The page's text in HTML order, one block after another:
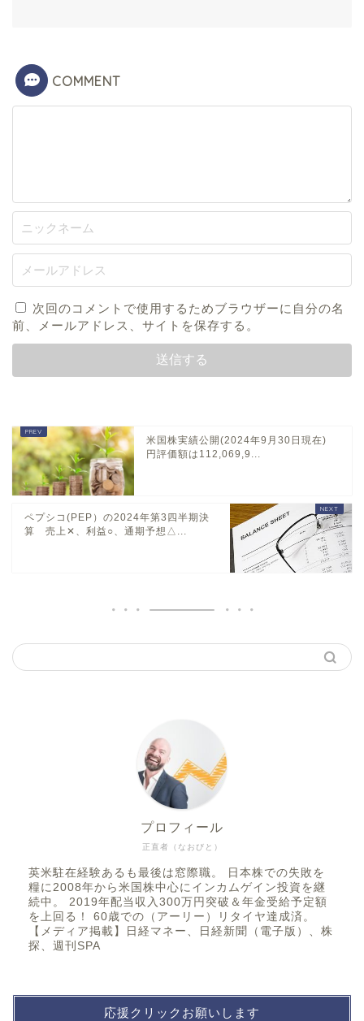
COMMENT
次回のコメントで使用するためブラウザーに自分の名
前、メールアドレス、サイトを保存する。
米国株実績公開(2024年9月30日現在)
円評価額は112,069,9...
ペプシコ(PEP）の2024年第3四半期決
算 売上✕、利益○、通期予想△...
正直者（なおびと）
プロフィール
英米駐在経験あるも最後は窓際職。 日本株での失敗を
糧に2008年から米国株中心にインカムゲイン投資を継
続中。 2019年配当収入300万円突破＆年金受給予定額
を上回る！ 60歳での（アーリー）リタイヤ達成済。
【メディア掲載】日経マネー、日経新聞（電子版）、株
探、週刊SPA
応援クリックお願いします